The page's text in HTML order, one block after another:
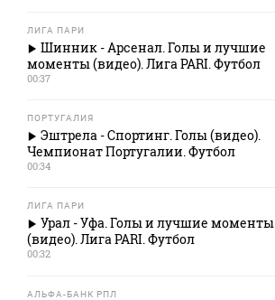
ЛИГА ПАРИ
Шинник - Арсенал. Голы и лучшие
моменты (видео). Лига PARI. Футбол
00:37
ПОРТУГАЛИЯ
Эштрела - Спортинг. Голы (видео).
Чемпионат Португалии. Футбол
00:34
ЛИГА ПАРИ
Урал - Уфа. Голы и лучшие моменты
(видео). Лига PARI. Футбол
00:32
АЛЬФА-БАНК РПЛ